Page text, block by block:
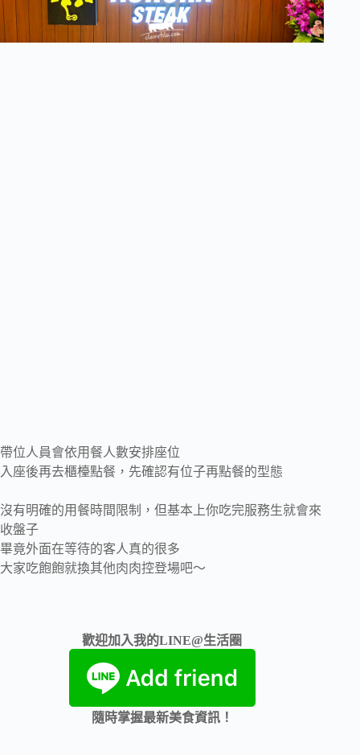
帶位人員會依用餐人數安排座位
入座後再去櫃檯點餐，先確認有位子再點餐的型態
沒有明確的用餐時間限制，但基本上你吃完服務生就會來
收盤子
畢竟外面在等待的客人真的很多
大家吃飽飽就換其他肉肉控登場吧～
歡迎加入我的LINE@生活圈
隨時掌握最新美食資訊！